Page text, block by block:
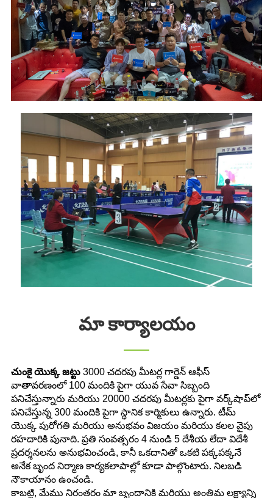
మా కార్యాలయం
చుంకై యొక్క జట్టు 3000 చదరపు మీటర్ల గార్డెన్ ఆఫీస్
వాతావరణంలో 100 మందికి పైగా యువ సేవా సిబ్బంది
పనిచేస్తున్నారు మరియు 20000 చదరపు మీటర్లకు పైగా వర్క్‌షాప్‌లో
పనిచేస్తున్న 300 మందికి పైగా స్థానిక కార్మికులు ఉన్నారు. టీమ్
యొక్క పురోగతి మరియు అనుభవం విజయం మరియు కలల వైపు
రహదారికి పునాది. ప్రతి సంవత్సరం 4 నుండి 5 దేశీయ లేదా విదేశీ
ప్రదర్శనలను అనుభవించండి, కానీ ఒకదానితో ఒకటి పక్కపక్కనే
అనేక బృంద నిర్మాణ కార్యకలాపాల్లో కూడా పాల్గొంటారు. నిలబడి
నౌకాయానం ఉంచండి.
కాబట్టి, మేము నిరంతరం మా బృందానికి మరియు అంతిమ లక్ష్యాన్ని